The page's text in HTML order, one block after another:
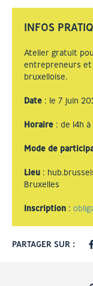
INFOS
Atelier gratuit
entrepreneurs et
bruxelloise.
Date : le 7 juin
Horaire : de 14h
Mode de
Lieu :
Bruxelles
Inscription :
PARTAGER SUR :